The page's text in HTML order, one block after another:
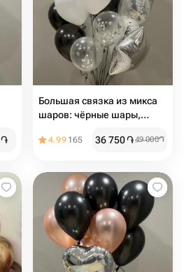
֏
Большая связка из микса
шаров: чёрные шары,
серебро
4.99 165 36 750֏49 000֏